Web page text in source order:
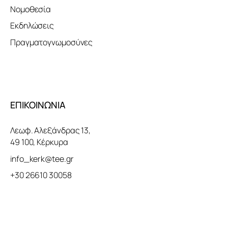
Νομοθεσία
Εκδηλώσεις
Πραγματογνωμοσύνες
ΕΠΙΚΟΙΝΩΝΙΑ
Λεωφ. Αλεξάνδρας 13,
49 100, Κέρκυρα
info_kerk@tee.gr
+30 26610 30058